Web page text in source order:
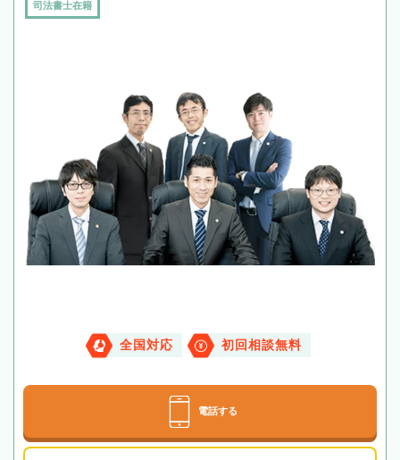
司法書士在籍
全国対応 初回相談無料
電話する